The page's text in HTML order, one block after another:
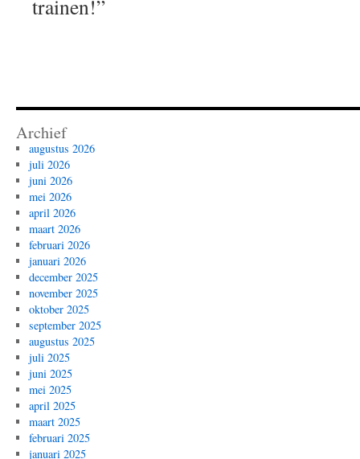
trainen!”
Archief
augustus 2026
juli 2026
juni 2026
mei 2026
april 2026
maart 2026
februari 2026
januari 2026
december 2025
november 2025
oktober 2025
september 2025
augustus 2025
juli 2025
juni 2025
mei 2025
april 2025
maart 2025
februari 2025
januari 2025